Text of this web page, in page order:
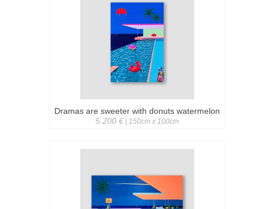
Dramas are sweeter with donuts watermelon
5.200 €| 150cm x 100cm